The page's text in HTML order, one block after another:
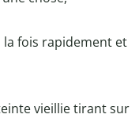
fois rapidement et
vieillie tirant sur